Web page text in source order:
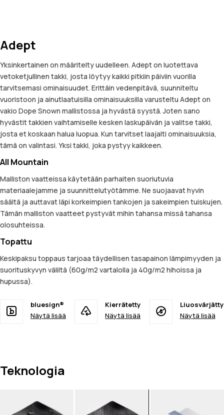
Adept
Yksinkertainen on määritelty uudelleen. Adept on luotettava
vetoketjullinen takki, josta löytyy kaikki pitkiin päiviin vuorilla
tarvitsemasi ominaisuudet. Erittäin vedenpitävä, suunniteltu
vuoristoon ja ainutlaatuisilla ominaisuuksilla varusteltu Adept on
vakio Dope Snown mallistossa ja hyvästä syystä. Joten sano
hyvästit takkien vaihtamiselle kesken laskupäivän ja valitse takki,
josta et koskaan halua luopua. Kun tarvitset laajalti ominaisuuksia,
tämä on valintasi. Yksi takki, joka pystyy kaikkeen.
All Mountain
Malliston vaatteissa käytetään parhaiten suoriutuvia
materiaalejamme ja suunnittelutyötämme. Ne suojaavat hyvin
säältä ja auttavat läpi korkeimpien tankojen ja sakeimpien tuiskujen.
Tämän malliston vaatteet pystyvät mihin tahansa missä tahansa
olosuhteissa.
Topattu
Keskipaksu toppaus tarjoaa täydellisen tasapainon lämpimyyden ja
suorituskyvyn väliltä (60g/m2 vartalolla ja 40g/m2 hihoissa ja
hupussa).
bluesign®
Näytä lisää
Kierrätetty
Näytä lisää
Liuosvärjätty
Näytä lisää
Teknologia